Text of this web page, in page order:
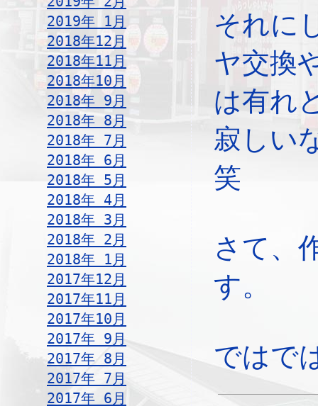
2019年 1月
2018年12月
2018年11月
2018年10月
2018年 9月
2018年 8月
2018年 7月
2018年 6月
2018年 5月
2018年 4月
2018年 3月
2018年 2月
2018年 1月
2017年12月
2017年11月
2017年10月
2017年 9月
2017年 8月
2017年 7月
2017年 6月
それに
ヤ交換
は有れ
寂しい
笑
さて、
す。
ではで